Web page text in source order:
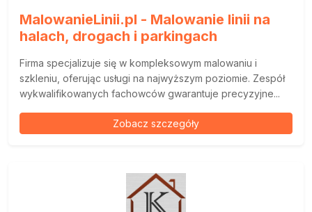
MalowanieLinii.pl - Malowanie linii na
halach, drogach i parkingach
Firma specjalizuje się w kompleksowym malowaniu i
szkleniu, oferując usługi na najwyższym poziomie. Zespół
wykwalifikowanych fachowców gwarantuje precyzyjne...
Zobacz szczegóły